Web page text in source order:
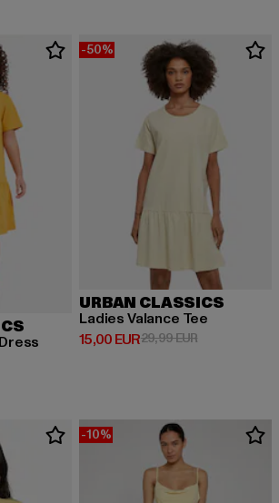
EUR 34,99 EUR
-50%
URBAN CLASSICS
Ladies Valance Tee
15,00 EUR
Derzeitiger Preis: 15,00 EUR
29,99 EURAktionspreis:
-10%